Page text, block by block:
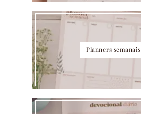
Planners semanais